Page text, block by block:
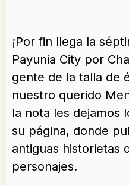
¡Por fin llega la
Payunia City por
gente de la talla de
nuestro querido
la nota les dejamos
su página, donde
antiguas historietas
personajes.